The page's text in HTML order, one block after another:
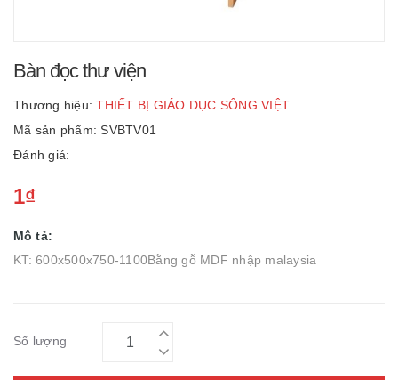
Bàn đọc thư viện
Thương hiệu: THIẾT BỊ GIÁO DỤC SÔNG VIỆT
Mã sản phẩm: SVBTV01
Đánh giá:
1₫
Mô tả:
KT: 600x500x750-1100Bằng gỗ MDF nhập malaysia
Số lượng